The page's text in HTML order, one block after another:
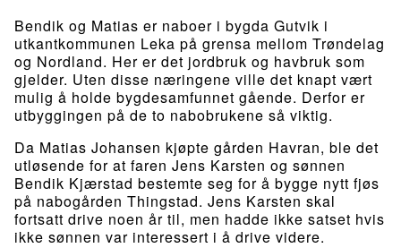
Bendik og Matias er naboer i bygda Gutvik i
utkantkommunen Leka på grensa mellom Trøndelag
og Nordland. Her er det jordbruk og havbruk som
gjelder. Uten disse næringene ville det knapt vært
mulig å holde bygdesamfunnet gående. Derfor er
utbyggingen på de to nabobrukene så viktig.
Da Matias Johansen kjøpte gården Havran, ble det
utløsende for at faren Jens Karsten og sønnen
Bendik Kjærstad bestemte seg for å bygge nytt fjøs
på nabogården Thingstad. Jens Karsten skal
fortsatt drive noen år til, men hadde ikke satset hvis
ikke sønnen var interessert i å drive videre.